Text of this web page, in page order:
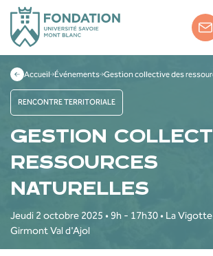
Accueil Événements Gestion collective des
RENCONTRE TERRITORIALE
GESTION
RESSOURCES
NATURELLES
Jeudi 2 octobre 2025 • 9h - 17h30 • La
Girmont Val d'Ajol